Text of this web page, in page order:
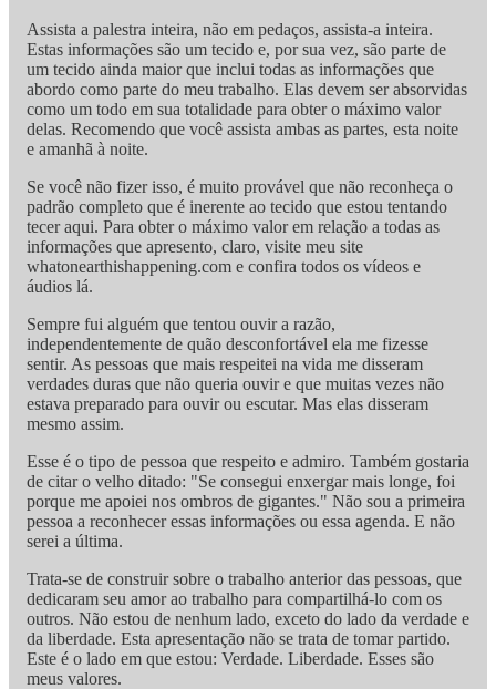
Assista a palestra inteira, não em pedaços, assista-a inteira.
Estas informações são um tecido e, por sua vez, são parte de
um tecido ainda maior que inclui todas as informações que
abordo como parte do meu trabalho. Elas devem ser absorvidas
como um todo em sua totalidade para obter o máximo valor
delas. Recomendo que você assista ambas as partes, esta noite
e amanhã à noite.
Se você não fizer isso, é muito provável que não reconheça o
padrão completo que é inerente ao tecido que estou tentando
tecer aqui. Para obter o máximo valor em relação a todas as
informações que apresento, claro, visite meu site
whatonearthishappening.com e confira todos os vídeos e
áudios lá.
Sempre fui alguém que tentou ouvir a razão,
independentemente de quão desconfortável ela me fizesse
sentir. As pessoas que mais respeitei na vida me disseram
verdades duras que não queria ouvir e que muitas vezes não
estava preparado para ouvir ou escutar. Mas elas disseram
mesmo assim.
Esse é o tipo de pessoa que respeito e admiro. Também gostaria
de citar o velho ditado: "Se consegui enxergar mais longe, foi
porque me apoiei nos ombros de gigantes." Não sou a primeira
pessoa a reconhecer essas informações ou essa agenda. E não
serei a última.
Trata-se de construir sobre o trabalho anterior das pessoas, que
dedicaram seu amor ao trabalho para compartilhá-lo com os
outros. Não estou de nenhum lado, exceto do lado da verdade e
da liberdade. Esta apresentação não se trata de tomar partido.
Este é o lado em que estou: Verdade. Liberdade. Esses são
meus valores.